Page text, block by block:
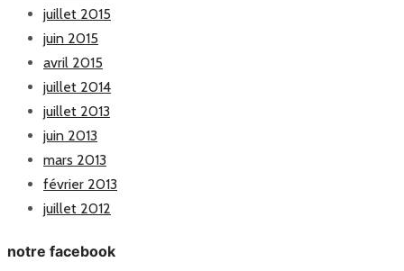
juillet 2015
juin 2015
avril 2015
juillet 2014
juillet 2013
juin 2013
mars 2013
février 2013
juillet 2012
notre facebook